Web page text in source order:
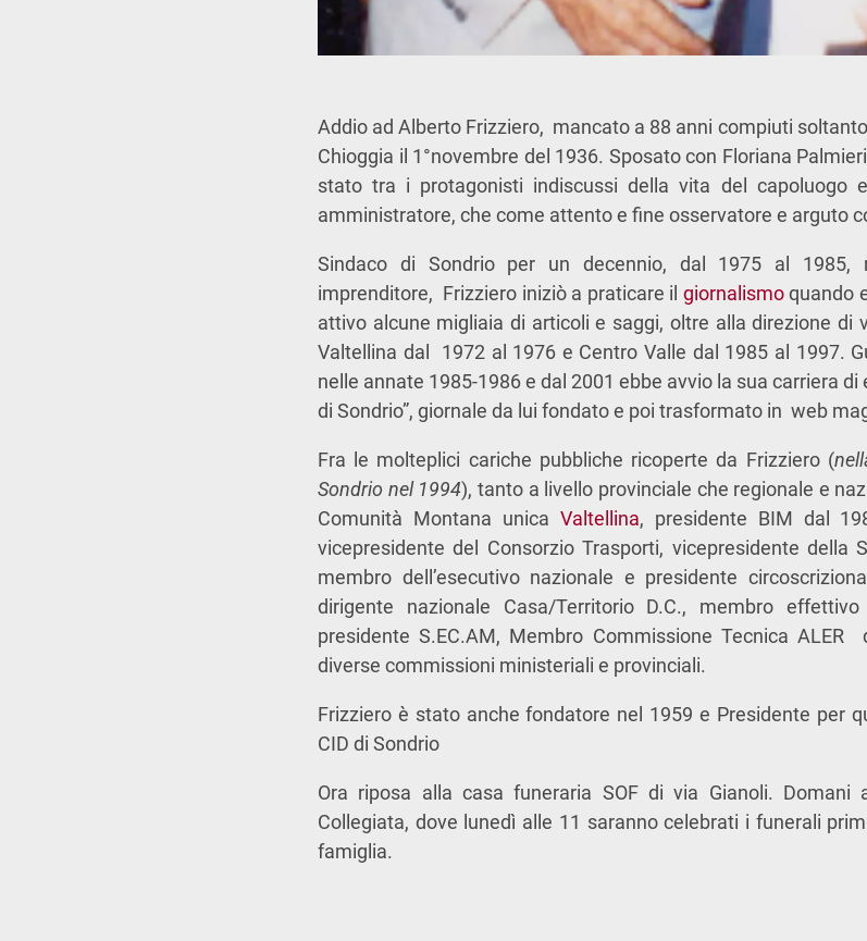
Addio ad Alberto Frizziero, mancato a 88 anni compiuti
Chioggia il 1°novembre del 1936. Sposato con Floriana
stato tra i protagonisti indiscussi della vita del capoluogo
amministratore, che come attento e fine osservatore e arguto
Sindaco di Sondrio per un decennio, dal 1975 al 1985,
imprenditore, Frizziero iniziò a praticare il giornalismoquando
attivo alcune migliaia di articoli e saggi, oltre alla direzione di
Valtellina dal 1972 al 1976 e Centro Valle dal 1985 al 1997.
nelle annate 1985-1986 e dal 2001 ebbe avvio la sua carriera
di Sondrio”, giornale da lui fondato e poi trasformato in web
Fra le molteplici cariche pubbliche ricoperte da Frizziero (
Sondrio nel 1994), tanto a livello provinciale che regionale e
Comunità Montana unica Valtellina, presidente BIM dal
vicepresidente del Consorzio Trasporti, vicepresidente della
membro dell’esecutivo nazionale e presidente
dirigente nazionale Casa/Territorio D.C., membro effettivo
presidente S.EC.AM, Membro Commissione Tecnica
diverse commissioni ministeriali e provinciali.
Frizziero è stato anche fondatore nel 1959 e Presidente per
CID di Sondrio
Ora riposa alla casa funeraria SOF di via Gianoli.
Collegiata, dove lunedì alle 11 saranno celebrati i funerali
famiglia.